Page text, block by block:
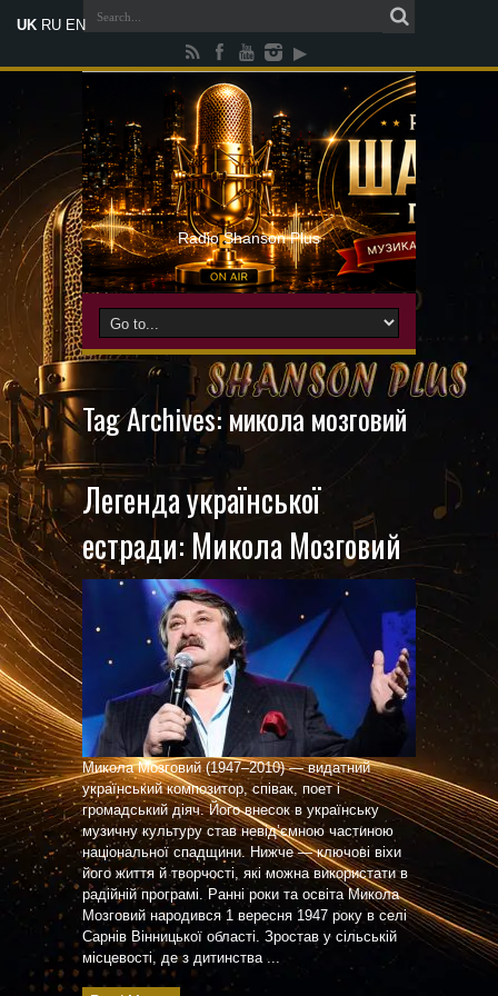
Radio Shanson Plus
Tag Archives:микола мозговий
Легенда української
естради: Микола Мозговий
Микола Мозговий (1947–2010) — видатний
український композитор, співак, поет і
громадський діяч. Його внесок в українську
музичну культуру став невід’ємною частиною
національної спадщини. Нижче — ключові віхи
його життя й творчості, які можна використати в
радійній програмі. Ранні роки та освіта Микола
Мозговий народився 1 вересня 1947 року в селі
Сарнів Вінницької області. Зростав у сільській
місцевості, де з дитинства ...
UK RU EN